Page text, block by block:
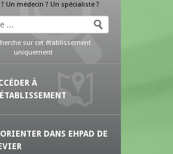
? Un médecin ? Un spécialiste ?
sur cet établissement
uniquement
À
DANS EHPAD DE